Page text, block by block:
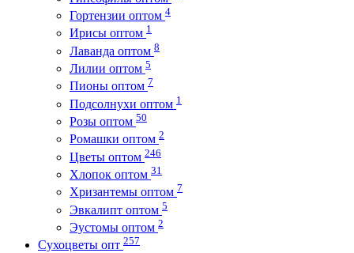
Гортензии оптом 4
Ирисы оптом 1
Лаванда оптом 8
Лилии оптом 5
Пионы оптом 7
Подсолнухи оптом 1
Розы оптом 50
Ромашки оптом 2
Цветы оптом 246
Хлопок оптом 31
Хризантемы оптом 7
Эвкалипт оптом 5
Эустомы оптом 2
Сухоцветы опт 257